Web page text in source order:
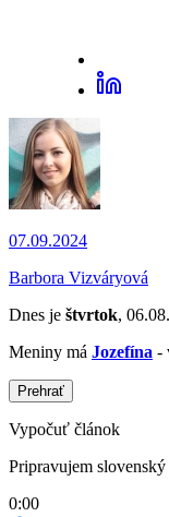
07.09.2024
Barbora Vizváryová
Dnes je štvrtok,
Meniny má Jozefína -
Prehrať
Vypočuť článok
Pripravujem slovenský
0:00